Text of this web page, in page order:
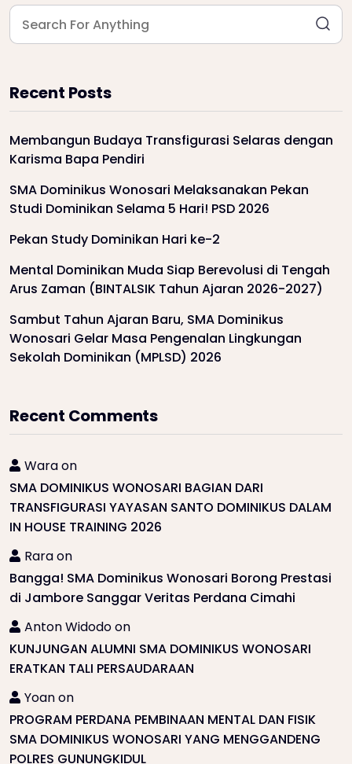
Recent Posts
Membangun Budaya Transfigurasi Selaras dengan
Karisma Bapa Pendiri
SMA Dominikus Wonosari Melaksanakan Pekan
Studi Dominikan Selama 5 Hari! PSD 2026
Pekan Study Dominikan Hari ke-2
Mental Dominikan Muda Siap Berevolusi di Tengah
Arus Zaman (BINTALSIK Tahun Ajaran 2026-2027)
Sambut Tahun Ajaran Baru, SMA Dominikus
Wonosari Gelar Masa Pengenalan Lingkungan
Sekolah Dominikan (MPLSD) 2026
Recent Comments
Waraon
SMA DOMINIKUS WONOSARI BAGIAN DARI
TRANSFIGURASI YAYASAN SANTO DOMINIKUS DALAM
IN HOUSE TRAINING 2026
Raraon
Bangga! SMA Dominikus Wonosari Borong Prestasi
di Jambore Sanggar Veritas Perdana Cimahi
Anton Widodoon
KUNJUNGAN ALUMNI SMA DOMINIKUS WONOSARI
ERATKAN TALI PERSAUDARAAN
Yoanon
PROGRAM PERDANA PEMBINAAN MENTAL DAN FISIK
SMA DOMINIKUS WONOSARI YANG MENGGANDENG
POLRES GUNUNGKIDUL